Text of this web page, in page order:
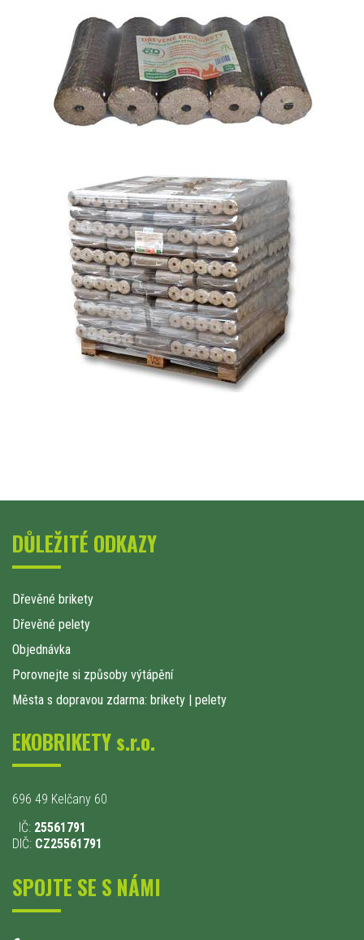
DŮLEŽITÉ ODKAZY
Dřevěné brikety
Dřevěné pelety
Objednávka
Porovnejte si způsoby výtápění
Města s dopravou zdarma: brikety | pelety
EKOBRIKETY s.r.o.
696 49 Kelčany 60
IČ: 25561791
DIČ: CZ25561791
SPOJTE SE S NÁMI